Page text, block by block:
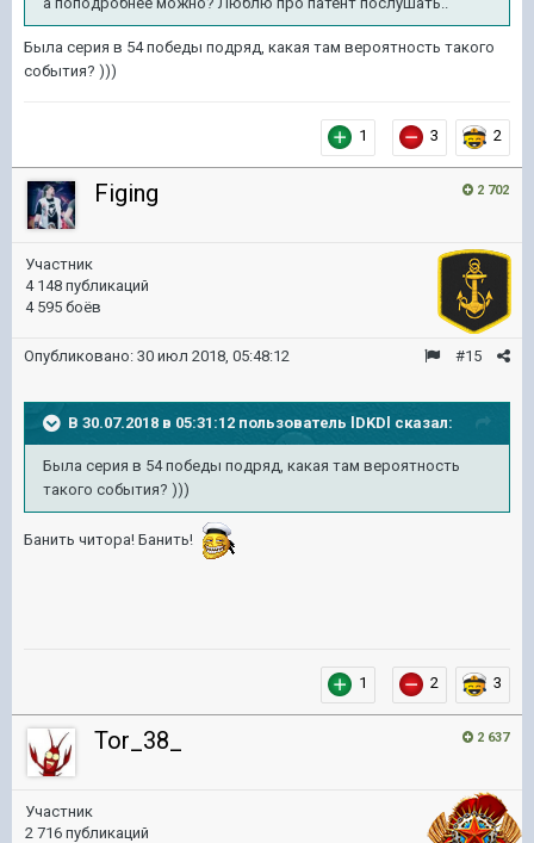
Была серия в 54 победы подряд, какая там вероятность такого
события? )))
1 3 2
2 702
Figing
Участник
4 148 публикаций
4 595 боёв
#15
Опубликовано: 30 июл 2018, 05:48:12
В 30.07.2018 в 05:31:12 пользователь lDKDl сказал:
Была серия в 54 победы подряд, какая там вероятность
такого события? )))
Банить читора! Банить!
1 2 3
2 637
Tor_38_
Участник
2 716 публикаций